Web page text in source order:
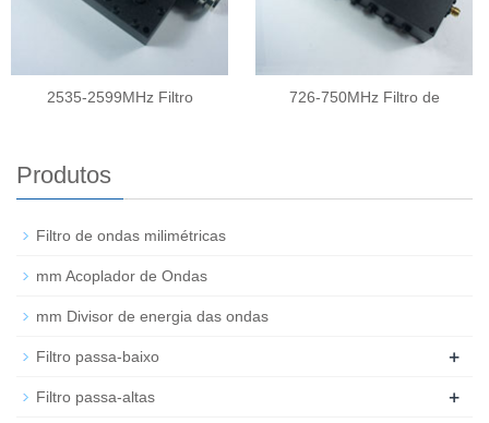
2535-2599MHz Filtro 726-750MHz Filtro de
Produtos
Filtro de ondas milimétricas
mm Acoplador de Ondas
mm Divisor de energia das ondas
Filtro passa-baixo +
Filtro passa-altas +